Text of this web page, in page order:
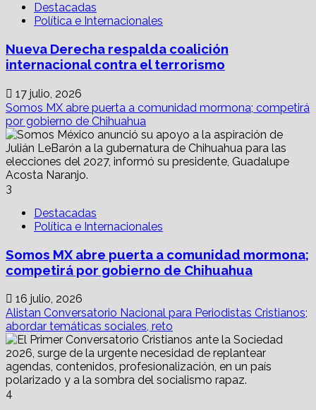
Destacadas
Política e Internacionales
Nueva Derecha respalda coalición
internacional contra el terrorismo
17 julio, 2026
Somos MX abre puerta a comunidad mormona; competirá
por gobierno de Chihuahua
3
Destacadas
Política e Internacionales
Somos MX abre puerta a comunidad mormona;
competirá por gobierno de Chihuahua
16 julio, 2026
Alistan Conversatorio Nacional para Periodistas Cristianos;
abordar temáticas sociales, reto
4